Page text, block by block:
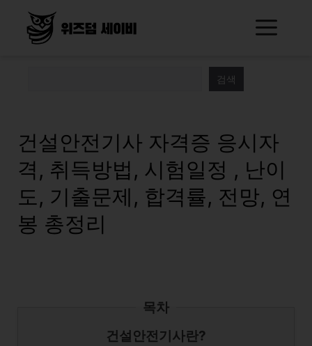
검색
건설안전기사 자격증 응시자
격, 취득방법, 시험일정 , 난이
도, 기출문제, 합격률, 전망, 연
봉 총정리
목차
건설안전기사란?